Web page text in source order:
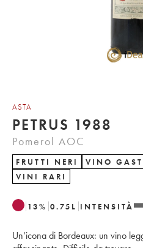
ASTA
PETRUS 1988
Pomerol AOC
FRUTTI NERI
VINO
VINI RARI
13% 0.75 L INTENSITÀ
Un’icona di Bordeaux: un vino